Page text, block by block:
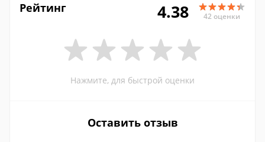
Рейтинг 4.38 42 оценки
Нажмите, для быстрой оценки
Оставить отзыв